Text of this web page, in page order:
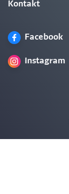
Kontakt
Facebook
Instagram